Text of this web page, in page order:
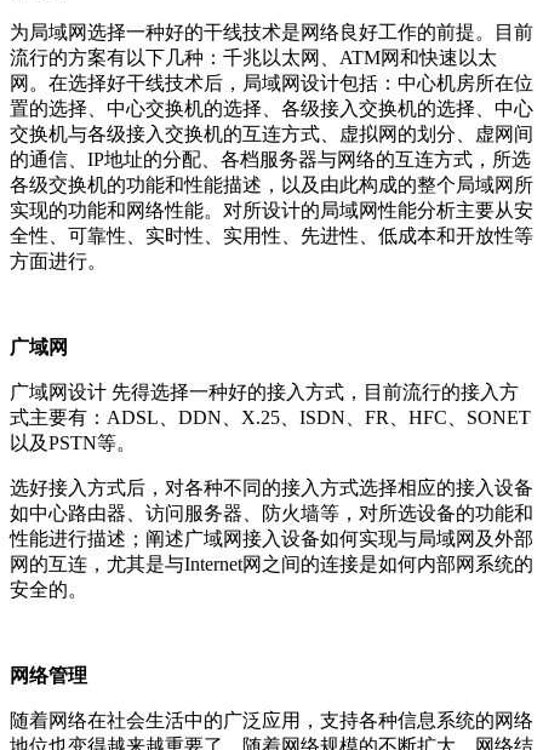
为局域网选择一种好的干线技术是网络良好工作的前提。目前
流行的方案有以下几种：千兆以太网、ATM网和快速以太
网。在选择好干线技术后，局域网设计包括：中心机房所在位
置的选择、中心交换机的选择、各级接入交换机的选择、中心
交换机与各级接入交换机的互连方式、虚拟网的划分、虚网间
的通信、IP地址的分配、各档服务器与网络的互连方式，所选
各级交换机的功能和性能描述，以及由此构成的整个局域网所
实现的功能和网络性能。对所设计的局域网性能分析主要从安
全性、可靠性、实时性、实用性、先进性、低成本和开放性等
方面进行。
广域网
广域网设计 先得选择一种好的接入方式，目前流行的接入方
式主要有：ADSL、DDN、X.25、ISDN、FR、HFC、SONET
以及PSTN等。
选好接入方式后，对各种不同的接入方式选择相应的接入设备
如中心路由器、访问服务器、防火墙等，对所选设备的功能和
性能进行描述；阐述广域网接入设备如何实现与局域网及外部
网的互连，尤其是与Internet网之间的连接是如何内部网系统的
安全的。
网络管理
随着网络在社会生活中的广泛应用，支持各种信息系统的网络